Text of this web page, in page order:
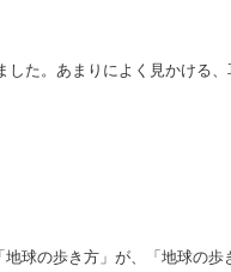
た。あまりによく見かける
球の歩き方」が、「地球の